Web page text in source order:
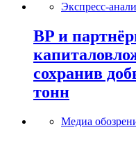
Экспресс-
BP и
сохранив
тонн
Медиа